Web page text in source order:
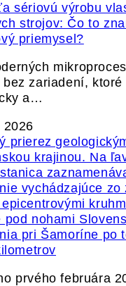
sériovú výrobu
strojov: Čo to
priemysel?
bez zariadení, ktoré
a…
2026
pod nohami
pri Šamoríne po
prvého februára